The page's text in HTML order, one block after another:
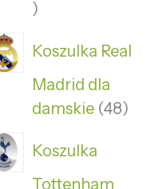
Koszulka Real
Madrid dla
damskie 48
Koszulka
Tottenham